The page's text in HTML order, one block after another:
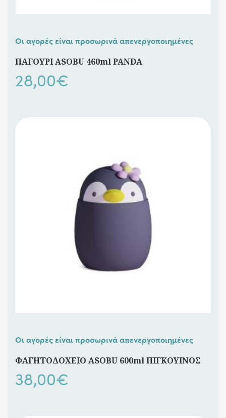
Οι αγορές είναι προσωρινά απενεργοποιημένες
ΠΑΓΟΥΡΙ ASOBU 460ml PANDA
28,00€
Οι αγορές είναι προσωρινά απενεργοποιημένες
ΦΑΓΗΤΟΔΟΧΕΙΟ ASOBU 600ml ΠΙΓΚΟΥΙΝΟΣ
38,00€